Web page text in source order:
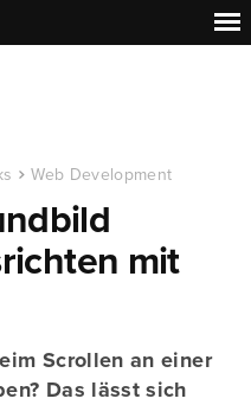
Web Development
mit
Scrollen an einer
Das lässt sich